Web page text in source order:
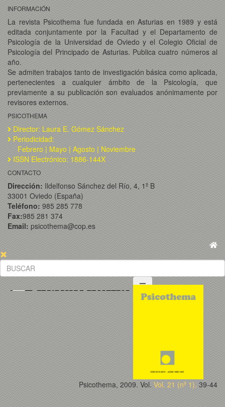
INFORMACIÓN
La revista Psicothema fue fundada en Asturias en 1989 y está
editada conjuntamente por la Facultad y el Departamento de
Psicología de la Universidad de Oviedo y el Colegio Oficial de
Psicología del Principado de Asturias. Publica cuatro números al
año.
Se admiten trabajos tanto de investigación básica como aplicada,
pertenecientes a cualquier ámbito de la Psicología, que
previamente a su publicación son evaluados anónimamente por
revisores externos.
PSICOTHEMA
Director: Laura E. Gómez Sánchez
Periodicidad:
Febrero | Mayo | Agosto | Noviembre
ISSN Electrónico: 1886-144X
CONTACTO
Dirección: Ildelfonso Sánchez del Río, 4, 1º B
33001 Oviedo (España)
Teléfono: 985 285 778
Fax:985 281 374
Email: psicothema@cop.es
Psicothema, 2009. Vol. Vol. 21 (nº 1). 39-44